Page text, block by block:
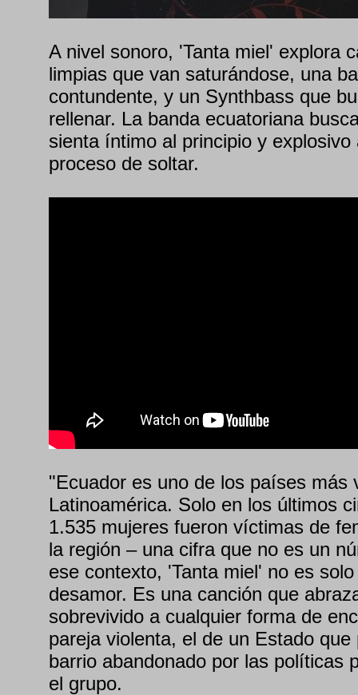
A nivel sonoro, 'Tanta miel' explora
limpias que van saturándose, una
contundente, y un Synthbass que
rellenar. La banda ecuatoriana
sienta íntimo al principio y
proceso de soltar.
"Ecuador es uno de los países más
Latinoamérica. Solo en los últimos
1.535 mujeres fueron víctimas de
la región – una cifra que no es un
ese contexto, 'Tanta miel' no es
desamor. Es una canción que
sobrevivido a cualquier forma de
pareja violenta, el de un Estado
barrio abandonado por las políticas
el grupo.